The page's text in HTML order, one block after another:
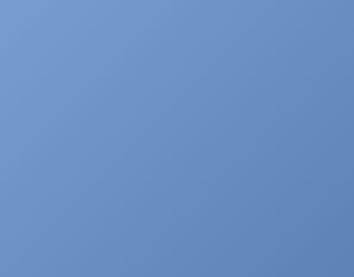
und Wiedererkennung über
recognisable at every digital